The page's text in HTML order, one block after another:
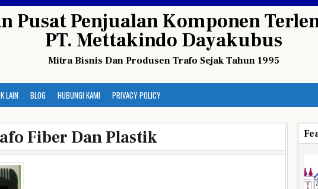
Pusat Penjualan Komponen
PT. Mettakindo Dayakubus
Mitra Bisnis Dan Produsen Trafo Sejak Tahun 1995
LAIN BLOG HUBUNGI KAMI PRIVACY POLICY
Fiber Dan Plastik